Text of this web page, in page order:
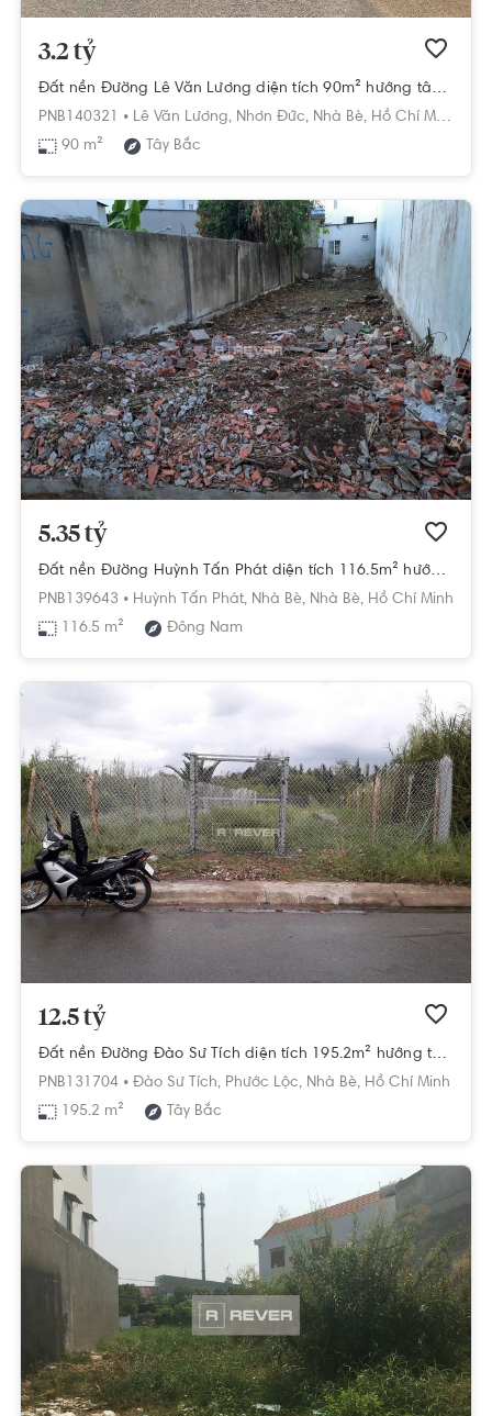
3.2 tỷ
Đất nền Đường Lê Văn Lương diện tích 90m² hướng tây bắc pháp lý sổ hồng.
PNB140321 • Lê Văn Lương, Nhơn Đức, Nhà Bè, Hồ Chí Minh
90 m²
Tây Bắc
5.35 tỷ
Đất nền Đường Huỳnh Tấn Phát diện tích 116.5m² hướng đông nam pháp lý sổ hồng.
PNB139643 • Huỳnh Tấn Phát, Nhà Bè, Nhà Bè, Hồ Chí Minh
116.5 m²
Đông Nam
12.5 tỷ
Đất nền Đường Đào Sư Tích diện tích 195.2m² hướng tây bắc pháp lý sổ hồng.
PNB131704 • Đào Sư Tích, Phước Lộc, Nhà Bè, Hồ Chí Minh
195.2 m²
Tây Bắc